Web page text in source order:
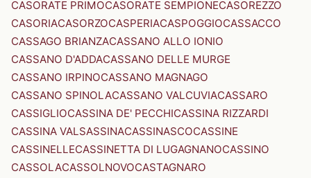
CASORATE PRIMOCASORATE SEMPIONECASOREZZO
CASORIACASORZOCASPERIACASPOGGIOCASSACCO
CASSAGO BRIANZACASSANO ALLO IONIO
CASSANO D'ADDACASSANO DELLE MURGE
CASSANO IRPINOCASSANO MAGNAGO
CASSANO SPINOLACASSANO VALCUVIACASSARO
CASSIGLIOCASSINA DE' PECCHICASSINA RIZZARDI
CASSINA VALSASSINACASSINASCOCASSINE
CASSINELLECASSINETTA DI LUGAGNANOCASSINO
CASSOLACASSOLNOVOCASTAGNARO